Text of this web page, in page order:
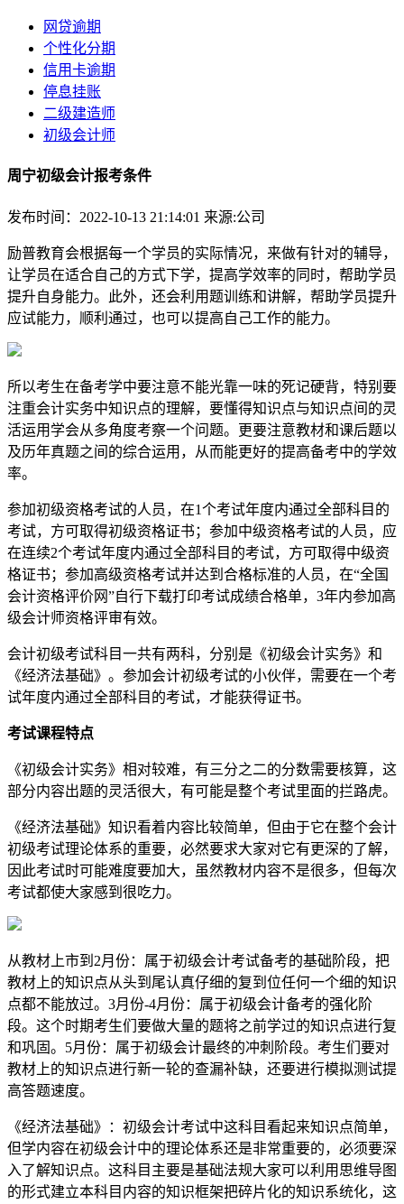
网贷逾期
个性化分期
信用卡逾期
停息挂账
二级建造师
初级会计师
周宁初级会计报考条件
发布时间：2022-10-13 21:14:01 来源:公司
励普教育会根据每一个学员的实际情况，来做有针对的辅导，
让学员在适合自己的方式下学，提高学效率的同时，帮助学员
提升自身能力。此外，还会利用题训练和讲解，帮助学员提升
应试能力，顺利通过，也可以提高自己工作的能力。
所以考生在备考学中要注意不能光靠一味的死记硬背，特别要
注重会计实务中知识点的理解，要懂得知识点与知识点间的灵
活运用学会从多角度考察一个问题。更要注意教材和课后题以
及历年真题之间的综合运用，从而能更好的提高备考中的学效
率。
参加初级资格考试的人员，在1个考试年度内通过全部科目的
考试，方可取得初级资格证书；参加中级资格考试的人员，应
在连续2个考试年度内通过全部科目的考试，方可取得中级资
格证书；参加高级资格考试并达到合格标准的人员，在“全国
会计资格评价网”自行下载打印考试成绩合格单，3年内参加高
级会计师资格评审有效。
会计初级考试科目一共有两科，分别是《初级会计实务》和
《经济法基础》。参加会计初级考试的小伙伴，需要在一个考
试年度内通过全部科目的考试，才能获得证书。
考试课程特点
《初级会计实务》相对较难，有三分之二的分数需要核算，这
部分内容出题的灵活很大，有可能是整个考试里面的拦路虎。
《经济法基础》知识看着内容比较简单，但由于它在整个会计
初级考试理论体系的重要，必然要求大家对它有更深的了解，
因此考试时可能难度要加大，虽然教材内容不是很多，但每次
考试都使大家感到很吃力。
从教材上市到2月份：属于初级会计考试备考的基础阶段，把
教材上的知识点从头到尾认真仔细的复到位任何一个细的知识
点都不能放过。3月份-4月份：属于初级会计备考的强化阶
段。这个时期考生们要做大量的题将之前学过的知识点进行复
和巩固。5月份：属于初级会计最终的冲刺阶段。考生们要对
教材上的知识点进行新一轮的查漏补缺，还要进行模拟测试提
高答题速度。
《经济法基础》：初级会计考试中这科目看起来知识点简单，
但学内容在初级会计中的理论体系还是非常重要的，必须要深
入了解知识点。这科目主要是基础法规大家可以利用思维导图
的形式建立本科目内容的知识框架把碎片化的知识系统化，这